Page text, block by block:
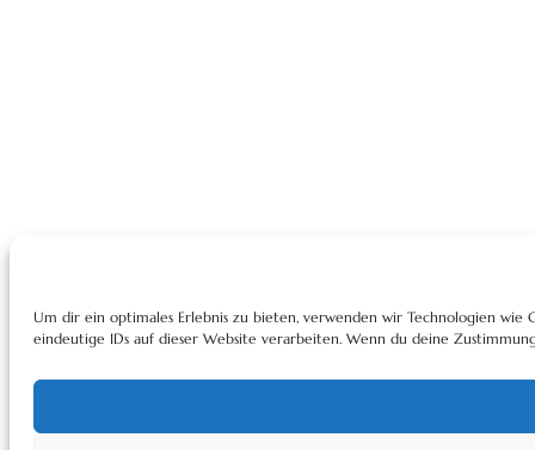
Um dir ein optimales Erlebnis zu bieten, verwenden wir Technologien
eindeutige IDs auf dieser Website verarbeiten. Wenn du deine